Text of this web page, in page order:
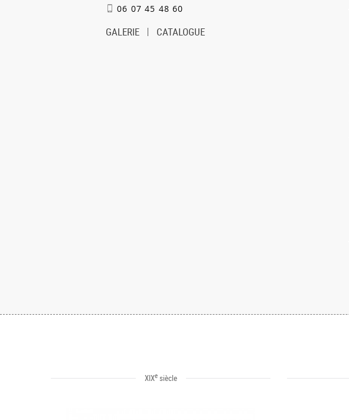
06 07 45 48 60
GALERIE CATALOGUE
XIXesiècle